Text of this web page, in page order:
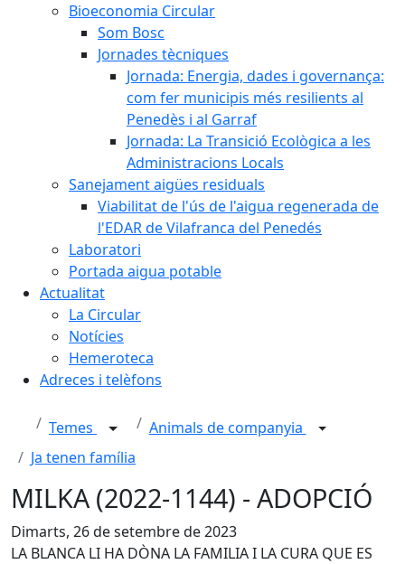
Bioeconomia Circular
Som Bosc
Jornades tècniques
Jornada: Energia, dades i governança:
com fer municipis més resilients al
Penedès i al Garraf
Jornada: La Transició Ecològica a les
Administracions Locals
Sanejament aigües residuals
Viabilitat de l'ús de l'aigua regenerada de
l'EDAR de Vilafranca del Penedés
Laboratori
Portada aigua potable
Actualitat
La Circular
Notícies
Hemeroteca
Adreces i telèfons
Temes
Animals de companyia
Ja tenen família
MILKA (2022-1144) - ADOPCIÓ
Dimarts, 26 de setembre de 2023
LA BLANCA LI HA DÒNA LA FAMILIA I LA CURA QUE ES